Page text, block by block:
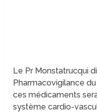
Le Pr Monstatrucqui
Pharmacovigilance
ces médicaments
système cardio-